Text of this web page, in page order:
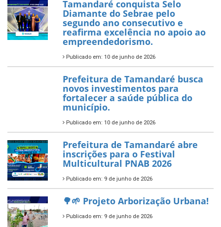
PartiuENEM — Prefeitura
garante transporte gratuito
para os estudantes
7 de novembro de 2025
Política Nacional Aldir Blanc
— Tamandaré tem Plano de
Aplicação de Recursos (PAR)
habilitado
7 de novembro de 2025
ÚLTIMAS NOTÍCIAS
Tamandaré conquista Selo
Diamante do Sebrae pelo
segundo ano consecutivo e
reafirma excelência no apoio ao
empreendedorismo.
Publicado em: 10 de junho de 2026